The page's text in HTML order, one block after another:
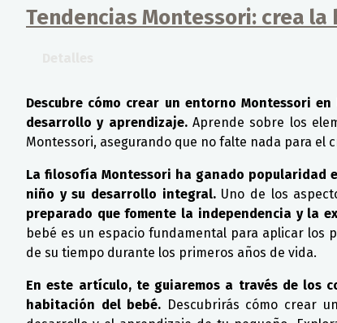
Tendencias Montessori: crea
Descubre cómo crear un entorno Montessori
desarrollo y aprendizaje.Aprende sobre los
Montessori, asegurando que no falte nada para el
La filosofía Montessori ha ganado popularidad
niño y su desarrollo integral.Uno de los
preparado que fomente la independencia y la
bebé es un espacio fundamental para aplicar los
de su tiempo durante los primeros años de vida.
En este artículo, te guiaremos a través de los
habitación del bebé. Descubrirás cómo crear